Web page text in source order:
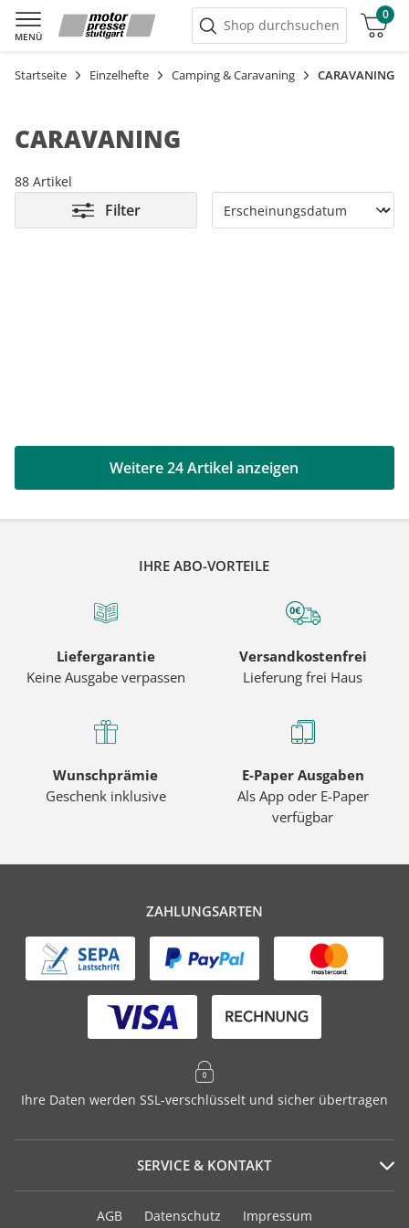
MENÜ
Shop durchsuchen
0
Warenkorb
Startseite Einzelhefte Camping & Caravaning CARAVANING
CARAVANING
88 Artikel
Filter
Weitere 24 Artikel anzeigen
IHRE ABO-VORTEILE
Liefergarantie
Keine Ausgabe verpassen
Versandkostenfrei
Lieferung frei Haus
Wunschprämie
Geschenk inklusive
E-Paper Ausgaben
Als App oder E-Paper
verfügbar
ZAHLUNGSARTEN
Ihre Daten werden SSL-verschlüsselt und sicher übertragen
SERVICE & KONTAKT
Serviceportal
AGB Datenschutz Impressum